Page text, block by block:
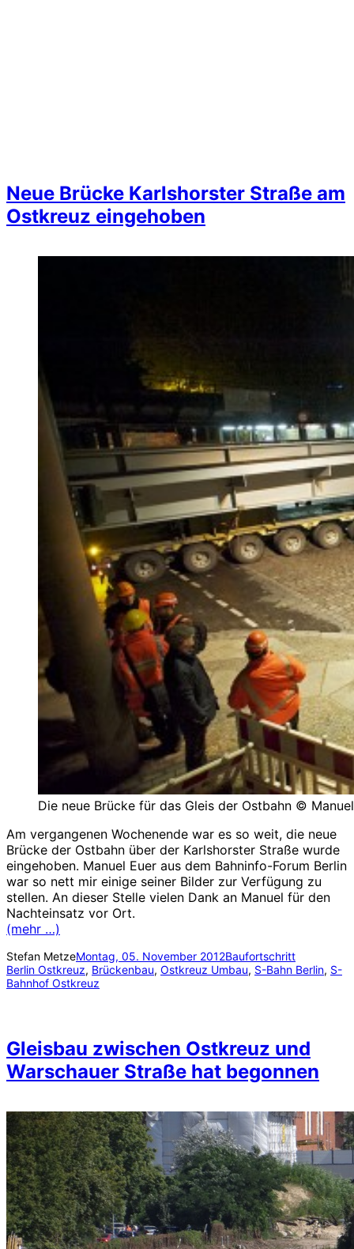
Neue Brücke Karlshorster Straße am
Ostkreuz eingehoben
Die neue Brücke für das Gleis der Ostbahn ©
Am vergangenen Wochenende war es so weit, die neue
Brücke der Ostbahn über der Karlshorster Straße wurde
eingehoben. Manuel Euer aus dem Bahninfo-Forum Berlin
war so nett mir einige seiner Bilder zur Verfügung zu
stellen. An dieser Stelle vielen Dank an Manuel für den
Nachteinsatz vor Ort.
(mehr …)
Stefan MetzeMontag, 05. November 2012Baufortschritt
Berlin Ostkreuz, Brückenbau, Ostkreuz Umbau, S-Bahn Berlin, S-
Bahnhof Ostkreuz
Gleisbau zwischen Ostkreuz und
Warschauer Straße hat begonnen